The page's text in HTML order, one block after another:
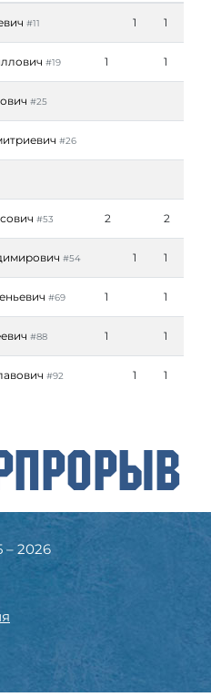
#11 1 1
#19 1 1
#25
#26
#53 2 2
#54 1 1
#69 1 1
#88 1 1
#92 1 1
– 2026